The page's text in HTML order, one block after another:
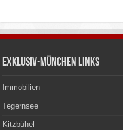
Exklusiv-München Links
Immobilien
Tegernsee
Kitzbühel